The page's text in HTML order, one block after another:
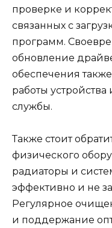
проверке и
связанных с
программ.
обновление
обеспечения
работы
службы.
Также стоит
физического
радиаторы и
эффективно и не
Регулярное
и поддержание